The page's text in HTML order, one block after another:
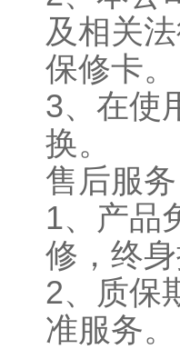
及相关
保修卡。
3、在使
换。
售后服务
1、产品
修，终
2、质保
准